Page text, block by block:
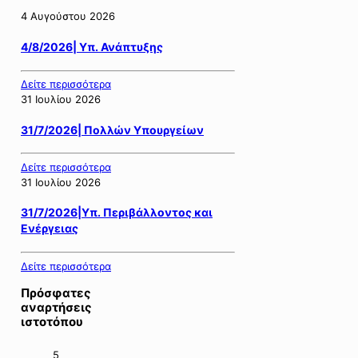
4 Αυγούστου 2026
4/8/2026| Υπ. Ανάπτυξης
Δείτε περισσότερα
31 Ιουλίου 2026
31/7/2026| Πολλών Υπουργείων
Δείτε περισσότερα
31 Ιουλίου 2026
31/7/2026|Υπ. Περιβάλλοντος και
Ενέργειας
Δείτε περισσότερα
Πρόσφατες
αναρτήσεις
ιστοτόπου
5